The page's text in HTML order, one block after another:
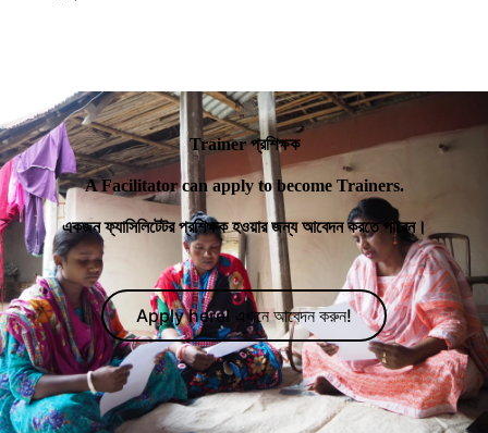
Trainer প্রশিক্ষক
A Facilitator can apply to become Trainers.
একজন ফ্যাসিলিটেটর প্রশিক্ষক হওয়ার জন্য আবেদন করতে পারেন।
Apply here! এখানে আবেদন করুন!